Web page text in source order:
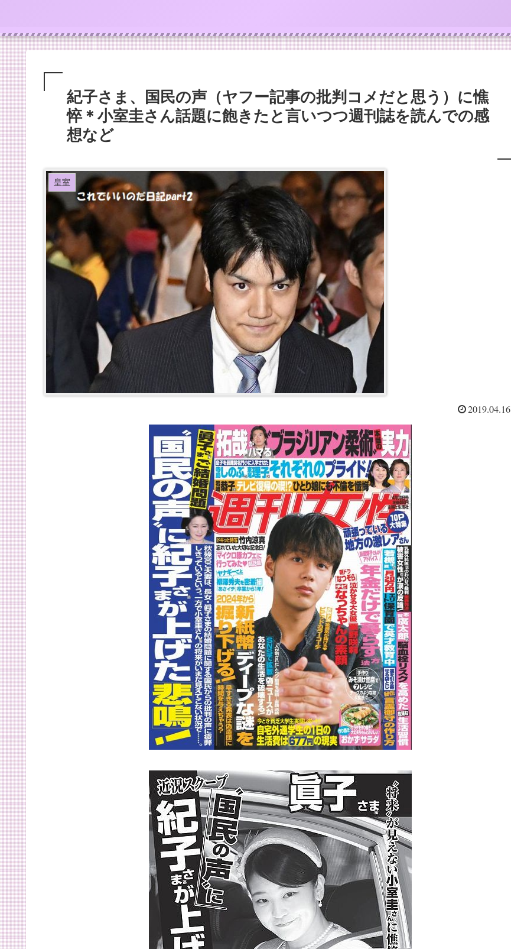
紀子さま、国民の声（ヤフー記事の批判コメだと思う）に憔
悴＊小室圭さん話題に飽きたと言いつつ週刊誌を読んでの感
想など
皇室
2019.04.16